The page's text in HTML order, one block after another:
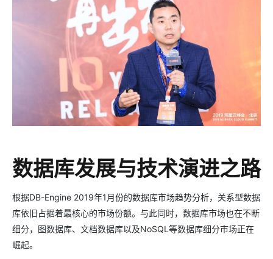
数据库发展与技术演进之路
根据DB-Engine 2019年1月份的数据库市场趋势分析，关系型数据
库依旧占据着最核心的市场份额。与此同时，数据库市场也在不断
细分，图数据库、文档数据库以及NoSQL等数据库细分市场正在
崛起。